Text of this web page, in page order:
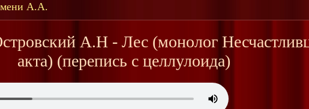
А.А.
А.Н - Лес (монолог
акта) (перепись с целлулоида)